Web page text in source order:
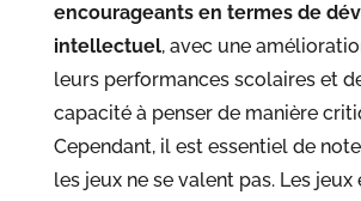
encourageants en termes de
intellectuel, avec une
leurs performances scolaires et
capacité à penser de manière
Cependant, il est essentiel de
les jeux ne se valent pas. Les